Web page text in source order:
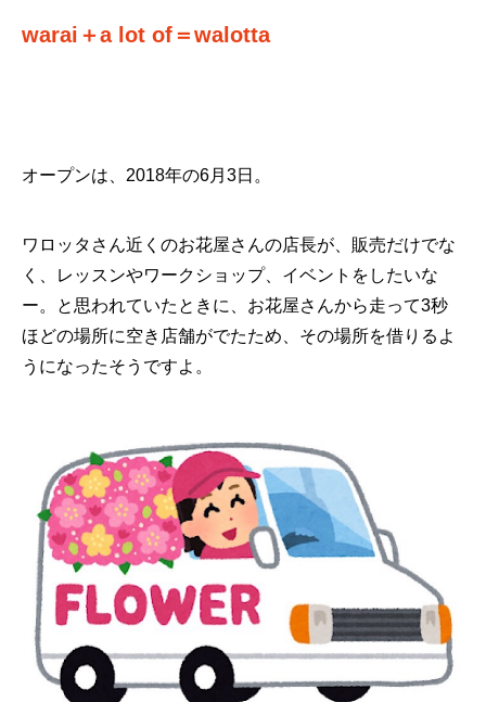
warai＋a lot of＝walotta
オープンは、2018年の6月3日。
ワロッタさん近くのお花屋さんの店長が、販売だけでな
く、レッスンやワークショップ、イベントをしたいな
ー。と思われていたときに、お花屋さんから走って3秒
ほどの場所に空き店舗がでたため、その場所を借りるよ
うになったそうですよ。